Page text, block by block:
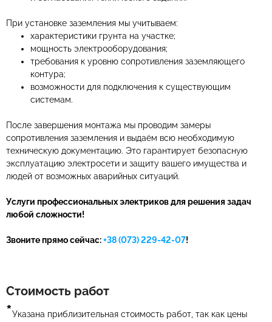
При установке заземления мы учитываем:
характеристики грунта на участке;
мощность электрооборудования;
требования к уровню сопротивления заземляющего
контура;
возможности для подключения к существующим
системам.
После завершения монтажа мы проводим замеры
сопротивления заземления и выдаём всю необходимую
техническую документацию. Это гарантирует безопасную
эксплуатацию электросети и защиту вашего имущества и
людей от возможных аварийных ситуаций.
Услуги профессиональных электриков для решения задач
любой сложности!
Звоните прямо сейчас:+38 (073) 229-42-07!
Стоимость работ
*Указана приблизительная стоимость работ, так как цены